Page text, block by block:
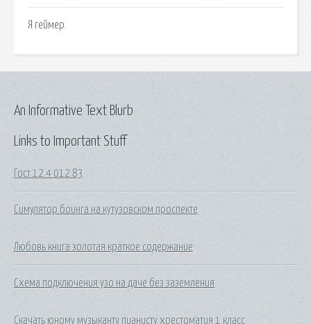
Я геймер.
Links to Important Stuff
Гост 12 4 012 83
Симулятор боинга на кутузовском проспекте
Любовь книга золотая краткое содержание
Схема подключения узо на даче без заземления
Скачать юному музыканту пианисту хрестоматия 1 класс
An Informative Text Blurb